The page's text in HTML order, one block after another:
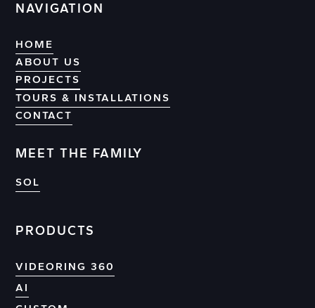
NAVIGATION
HOME
ABOUT US
PROJECTS
PROJECTS
TOURS & INSTALLATIONS
CONTACT
MEET THE FAMILY
SOL
PRODUCTS
VIDEORING 360
AI